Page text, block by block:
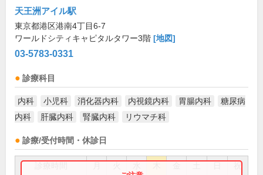
天王洲アイル駅
東京都港区港南4丁目6-7
ワールドシティキャピタルタワー3階 [地図]
03-5783-0331
診療科目
内科 小児科 消化器内科 内視鏡内科 胃腸内科
糖尿病
内科
肝臓内科 腎臓内科 リウマチ科
診療/受付時間・休診日
祝